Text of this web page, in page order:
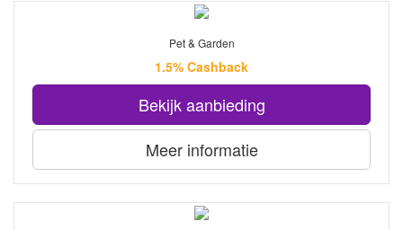
Pet & Garden
1.5% Cashback
Bekijk aanbieding
Meer informatie